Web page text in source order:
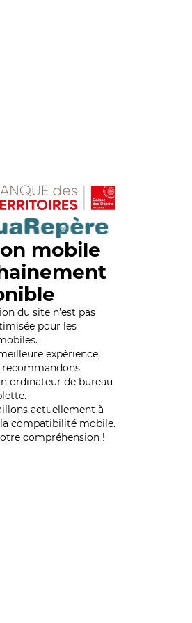
mobile
du site n’est pas
pour les
expérience,
recommandons
ordinateur de bureau
actuellement à
compatibilité mobile.
compréhension !